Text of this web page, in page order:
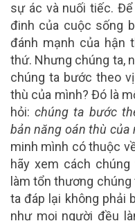
sự ác và nuối tiếc.
đinh của cuộc sống
đánh mạnh của hận
thứ. Nhưng chúng ta,
chúng ta bước theo
thù của mình? Đó là
hỏi: chúng ta bước
bản năng oán thù của
minh mình có thuộc
hãy xem cách
làm tổn thương
ta đáp lại không phải
như mọi người đều